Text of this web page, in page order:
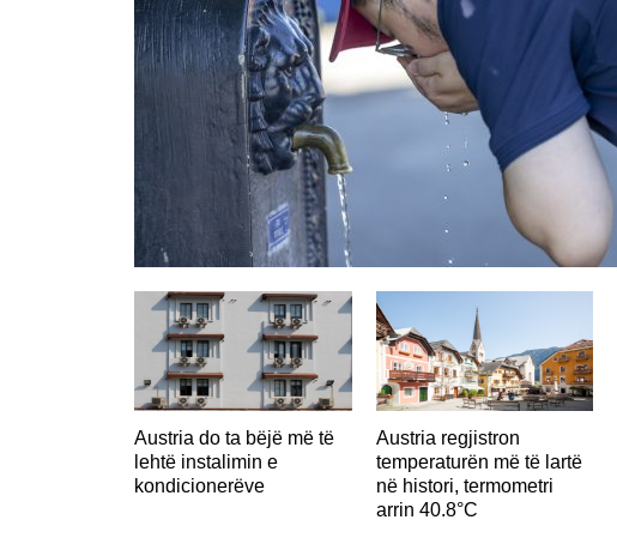
Austria do ta bëjë më të
lehtë instalimin e
kondicionerëve
Austria regjistron
temperaturën më të lartë
në histori, termometri
arrin 40.8°C